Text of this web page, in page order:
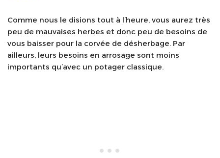
Comme nous le disions tout à l’heure, vous aurez très
peu de mauvaises herbes et donc peu de besoins de
vous baisser pour la corvée de désherbage. Par
ailleurs, leurs besoins en arrosage sont moins
importants qu’avec un potager classique.